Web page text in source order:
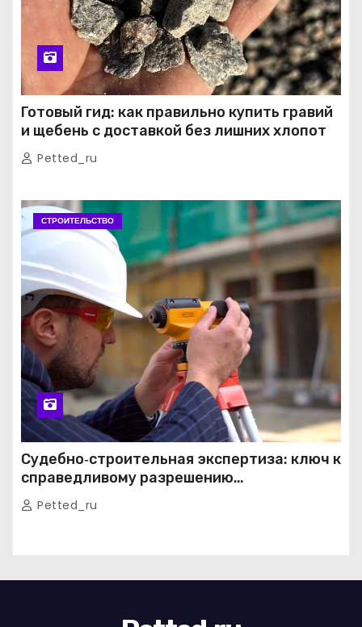
Готовый гид: как правильно купить гравий
и щебень с доставкой без лишних хлопот
Petted_ru
СТРОИТЕЛЬСТВО
Судебно‑строительная экспертиза: ключ к
справедливому разрешению
строительных споров
Petted_ru